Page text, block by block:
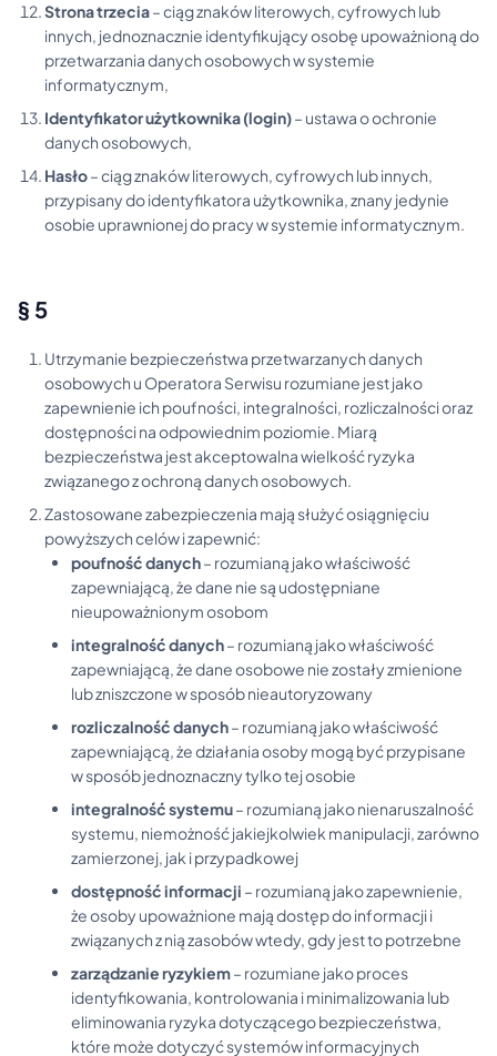
Strona trzecia– ciąg znaków literowych, cyfrowych lub
innych, jednoznacznie identyfikujący osobę upoważnioną do
przetwarzania danych osobowych w systemie
informatycznym,
Identyfikator użytkownika (login)– ustawa o ochronie
danych osobowych,
Hasło– ciąg znaków literowych, cyfrowych lub innych,
przypisany do identyfikatora użytkownika, znany jedynie
osobie uprawnionej do pracy w systemie informatycznym.
§ 5
Utrzymanie bezpieczeństwa przetwarzanych danych
osobowych u Operatora Serwisu rozumiane jest jako
zapewnienie ich poufności, integralności, rozliczalności oraz
dostępności na odpowiednim poziomie. Miarą
bezpieczeństwa jest akceptowalna wielkość ryzyka
związanego z ochroną danych osobowych.
Zastosowane zabezpieczenia mają służyć osiągnięciu
powyższych celów i zapewnić:
poufność danych– rozumianą jako właściwość
zapewniającą, że dane nie są udostępniane
nieupoważnionym osobom
integralność danych– rozumianą jako właściwość
zapewniającą, że dane osobowe nie zostały zmienione
lub zniszczone w sposób nieautoryzowany
rozliczalność danych– rozumianą jako właściwość
zapewniającą, że działania osoby mogą być przypisane
w sposób jednoznaczny tylko tej osobie
integralność systemu– rozumianą jako nienaruszalność
systemu, niemożność jakiejkolwiek manipulacji, zarówno
zamierzonej, jak i przypadkowej
dostępność informacji – rozumianą jako zapewnienie,
że osoby upoważnione mają dostęp do informacji i
związanych z nią zasobów wtedy, gdy jest to potrzebne
zarządzanie ryzykiem– rozumiane jako proces
identyfikowania, kontrolowania i minimalizowania lub
eliminowania ryzyka dotyczącego bezpieczeństwa,
które może dotyczyć systemów informacyjnych